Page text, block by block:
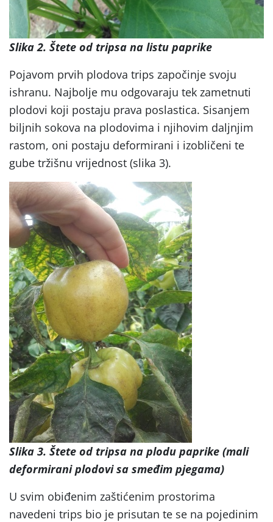
Slika 2. Štete od tripsa na listu paprike
Pojavom prvih plodova trips započinje svoju
ishranu. Najbolje mu odgovaraju tek zametnuti
plodovi koji postaju prava poslastica. Sisanjem
biljnih sokova na plodovima i njihovim daljnjim
rastom, oni postaju deformirani i izobličeni te
gube tržišnu vrijednost (slika 3).
Slika 3. Štete od tripsa na plodu paprike (mali
deformirani plodovi sa smeđim pjegama)
U svim obiđenim zaštićenim prostorima
navedeni trips bio je prisutan te se na pojedinim